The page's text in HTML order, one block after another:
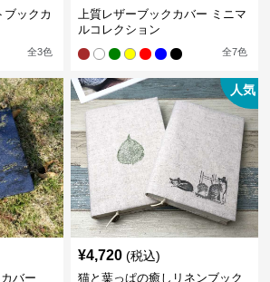
ブックカ
全3色
上質レザーブックカバー ミニマ
ルコレクション
全7色
バー
人気
¥4,720 (税込)
猫と葉っぱの癒しリネンブック